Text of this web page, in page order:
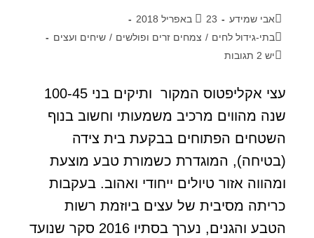
אבי שמידע
23 באפריל 2018
בתי-גידול לחים / צמחים זרים ופולשים / שיחים ועצים
יש 2 תגובות
עצי אקליפטוס המקור ותיקים בני 100-45
שנה מהווים מרכיב משמעותי וחשוב בנוף
השטחים הפתוחים בבקעת בית צידה
(בטיחה), המוגדרת כשמורת טבע מוצעת
ומהווה אזור טיולים ייחודי ואהוב. בעקבות
כריתה מסיבית של עצים ביוזמת רשות
הטבע והגנים, נערך בסתיו 2016 סקר שנועד